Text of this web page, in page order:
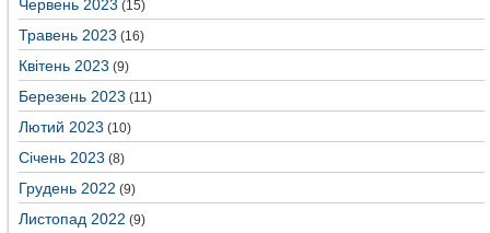
Червень 2023 (15)
Травень 2023 (16)
Квітень 2023 (9)
Березень 2023 (11)
Лютий 2023 (10)
Січень 2023 (8)
Грудень 2022 (9)
Листопад 2022 (9)